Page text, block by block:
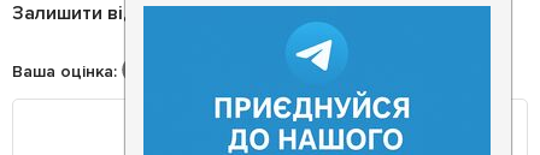
Залишити відгук
Ваша оцінка: